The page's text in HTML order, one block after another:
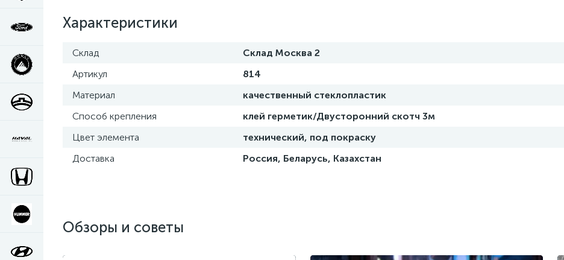
Характеристики
Склад
Склад Москва 2
Артикул
814
Материал
качественный стеклопластик
Способ крепления
клей герметик/Двусторонний скотч 3м
Цвет элемента
технический, под покраску
Доставка
Россия, Беларусь, Казахстан
Обзоры и советы